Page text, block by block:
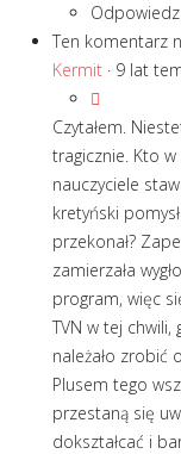
Odpowiedz
Ten komentarz
Kermit · 9 lat
Czytałem.
tragicznie. Kto
nauczyciele
kretyński
przekonał?
zamierzała
program, więc
TVN w tej
należało zrobić
Plusem tego
przestaną się
dokształcać i